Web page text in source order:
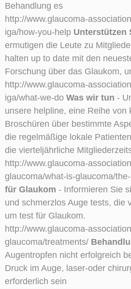
Behandlung es
http://www.glaucoma-
iga/how-you-help Unterstützen
ermutigen die Leute zu
halten up to date mit den
Forschung über das Glaukom,
http://www.glaucoma-
iga/what-we-do Was wir tun -
unsere helpline, eine Reihe von
Broschüren über bestimmte
die regelmäßige lokale
die vierteljährliche
http://www.glaucoma-
glaucoma/what-is-glaucoma/
für Glaukom - Informieren Sie
und schmerzlos Auge tests, die
um test für Glaukom.
http://www.glaucoma-
glaucoma/treatments/
Augentropfen nicht erfolgreich
Druck im Auge, laser-oder
erforderlich sein